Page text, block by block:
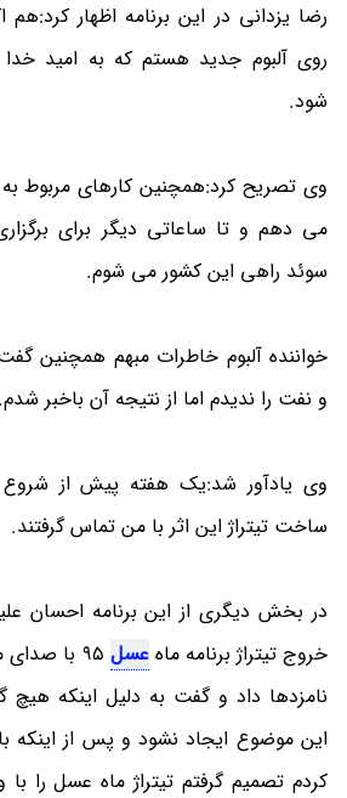
رضا یزدانی در این برنامه اظهار
روی آلبوم جدید هستم که به امید
شود.
وی تصریح کرد:همچنین کارهای مربوط به
می دهم و تا ساعاتی دیگر برای
سوئد راهی این کشور می شوم.
خواننده آلبوم خاطرات مبهم همچنین
و نفت را ندیدم اما از نتیجه آن باخبر شدم.
وی یادآور شد:یک هفته پیش از شروع
ساخت تیتراژ این اثر با من تماس گرفتند.
در بخش دیگری از این برنامه احسان
خروج تیتراژ برنامه ماهعسل
95 با
نامزدها داد و گفت به دلیل اینکه هیچ
این موضوع ایجاد نشود و پس از اینکه
کردم تصمیم گرفتم تیتراژ ماه عسل را